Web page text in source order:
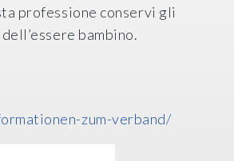
professione conservi gli
bambino.
zum-verband/